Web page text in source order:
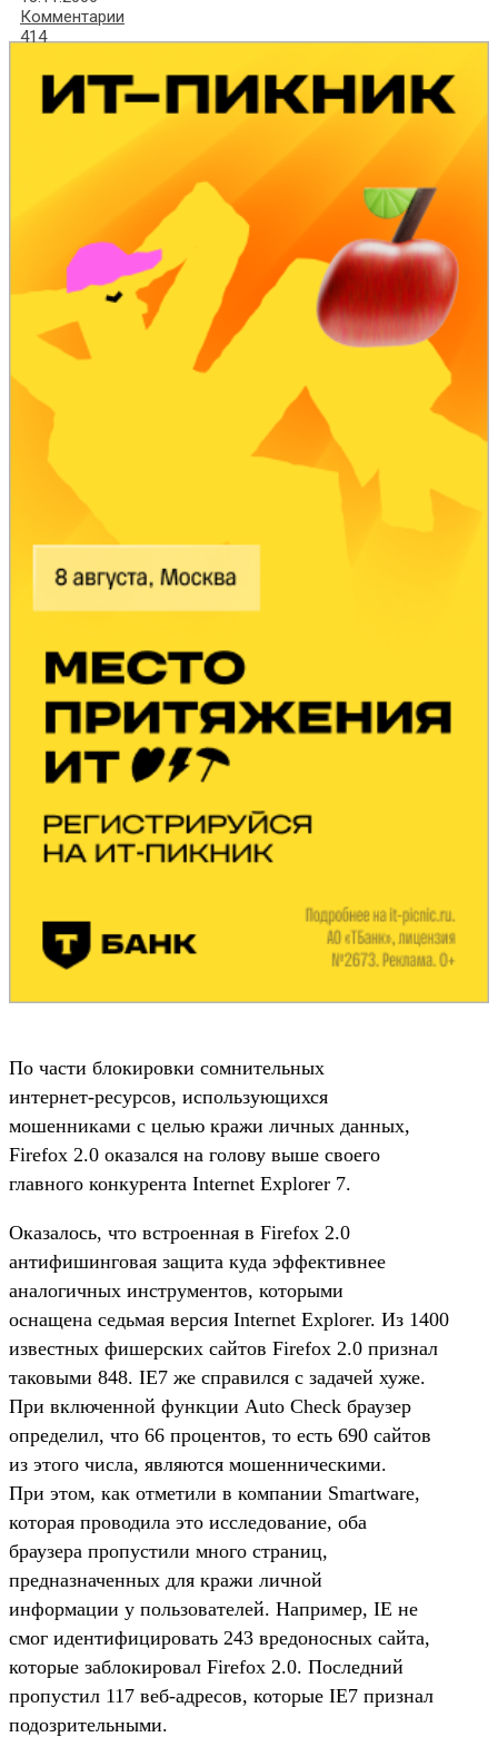
Комментарии
414
По части блокировки сомнительных
интернет-ресурсов, использующихся
мошенниками с целью кражи личных данных,
Firefox 2.0 оказался на голову выше своего
главного конкурента Internet Explorer 7.
Оказалось, что встроенная в Firefox 2.0
антифишинговая защита куда эффективнее
аналогичных инструментов, которыми
оснащена седьмая версия Internet Explorer. Из 1400
известных фишерских сайтов Firefox 2.0 признал
таковыми 848. IE7 же справился с задачей хуже.
При включенной функции Auto Check браузер
определил, что 66 процентов, то есть 690 сайтов
из этого числа, являются мошенническими.
При этом, как отметили в компании Smartware,
которая проводила это исследование, оба
браузера пропустили много страниц,
предназначенных для кражи личной
информации у пользователей. Например, IE не
смог идентифицировать 243 вредоносных сайта,
которые заблокировал Firefox 2.0. Последний
пропустил 117 веб-адресов, которые IE7 признал
подозрительными.